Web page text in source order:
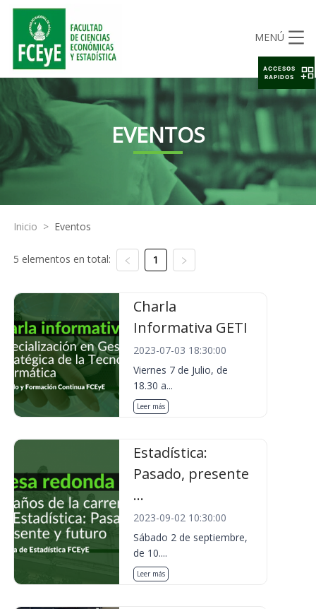
MENÚ
EVENTOS
Inicio > Eventos
5 elementos en total: 1
Charla
Informativa GETI
2023-07-03 18:30:00
Viernes 7 de Julio, de
18.30 a...
Leer más
Estadística:
Pasado, presente
...
2023-09-02 10:30:00
Sábado 2 de septiembre,
de 10....
Leer más
ACCESOS
RAPIDOS